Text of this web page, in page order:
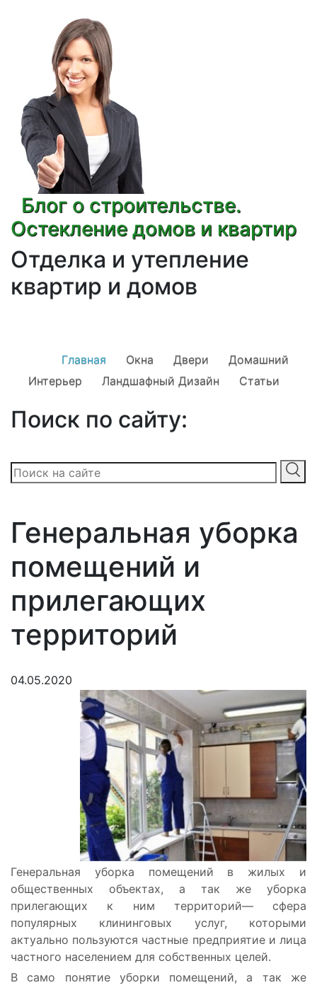
Блог о строительстве.
Остекление домов и квартир
Отделка и утепление
квартир и домов
Главная Окна Двери
Домашний
Интерьер
Ландшафный Дизайн Статьи
Поиск по сайту:
Генеральная уборка
помещений и
прилегающих
территорий
04.05.2020
Генеральная уборка помещений в жилых и
общественных объектах, а так же уборка
прилегающих к ним территорий— сфера
популярных клининговых услуг, которыми
актуально пользуются частные предприятие и лица
частного населением для собственных целей.
В само понятие уборки помещений, а так же